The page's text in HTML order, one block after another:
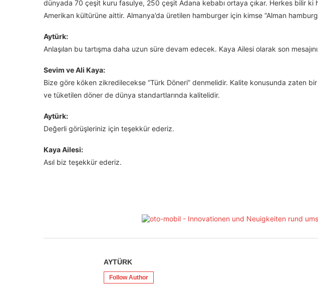
dünyada 70 çeşit kuru fasulye, 250 çeşit Adana kebabı ortaya çıkar. Herkes bilir ki
Amerikan kültürüne aittir. Almanya’da üretilen hamburger için kimse “Alman
Aytürk:
Anlaşılan bu tartışma daha uzun süre devam edecek. Kaya Ailesi olarak son
Sevim ve Ali Kaya:
Bize göre köken zikredilecekse “Türk Döneri” denmelidir. Kalite konusunda zaten
ve tüketilen döner de dünya standartlarında kalitelidir.
Aytürk:
Değerli görüşleriniz için teşekkür ederiz.
Kaya Ailesi:
Asıl biz teşekkür ederiz.
AYTÜRK
Follow Author